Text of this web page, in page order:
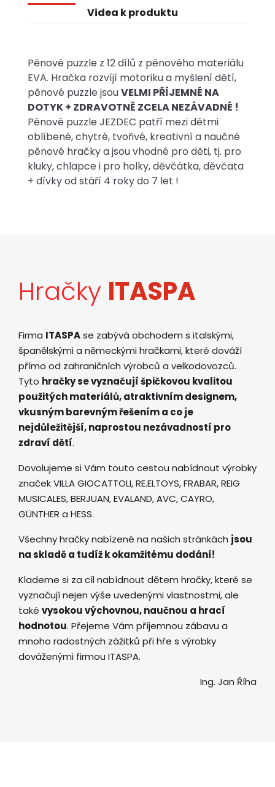
Videa k produktu
Pěnové puzzle z 12 dílů z pěnového materiálu
EVA. Hračka rozvíjí motoriku a myšlení dětí,
pěnové puzzle jsouVELMI PŘÍJEMNÉ NA
DOTYK + ZDRAVOTNĚ ZCELA NEZÁVADNÉ !
Pěnové puzzle JEZDEC patří mezi dětmi
oblíbené, chytré, tvořivé, kreativní a naučné
pěnové hračky a jsou vhodné pro děti, tj. pro
kluky, chlapce i pro holky, děvčátka, děvčata
+ dívky od stáří 4 roky do 7 let !
Hračky ITASPA
Firma ITASPAse zabývá obchodem s italskými,
španělskými a německými hračkami, které dováží
přímo od zahraničních výrobců a velkodovozců.
Tyto hračky se vyznačují špičkovou kvalitou
použitých materiálů, atraktivním designem,
vkusným barevným řešením a co je
nejdůležitější, naprostou nezávadností pro
zdraví dětí.
Dovolujeme si Vám touto cestou nabídnout výrobky
značek VILLA GIOCATTOLI, RE.ELTOYS, FRABAR, REIG
MUSICALES, BERJUAN, EVALAND, AVC, CAYRO,
GÜNTHER a HESS.
Všechny hračky nabízené na našich stránkách jsou
na skladě a tudíž k okamžitému dodání!
Klademe si za cíl nabídnout dětem hračky, které se
vyznačují nejen výše uvedenými vlastnostmi, ale
také vysokou výchovnou, naučnou a hrací
hodnotou. Přejeme Vám příjemnou zábavu a
mnoho radostných zážitků při hře s výrobky
dováženými firmou ITASPA.
Ing. Jan Říha